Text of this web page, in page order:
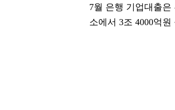
7월 은행 기업대출
소에서 3조 4000억